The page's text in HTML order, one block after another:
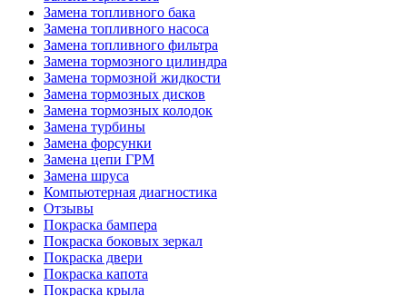
Замена топливного бака
Замена топливного насоса
Замена топливного фильтра
Замена тормозного цилиндра
Замена тормозной жидкости
Замена тормозных дисков
Замена тормозных колодок
Замена турбины
Замена форсунки
Замена цепи ГРМ
Замена шруса
Компьютерная диагностика
Отзывы
Покраска бампера
Покраска боковых зеркал
Покраска двери
Покраска капота
Покраска крыла